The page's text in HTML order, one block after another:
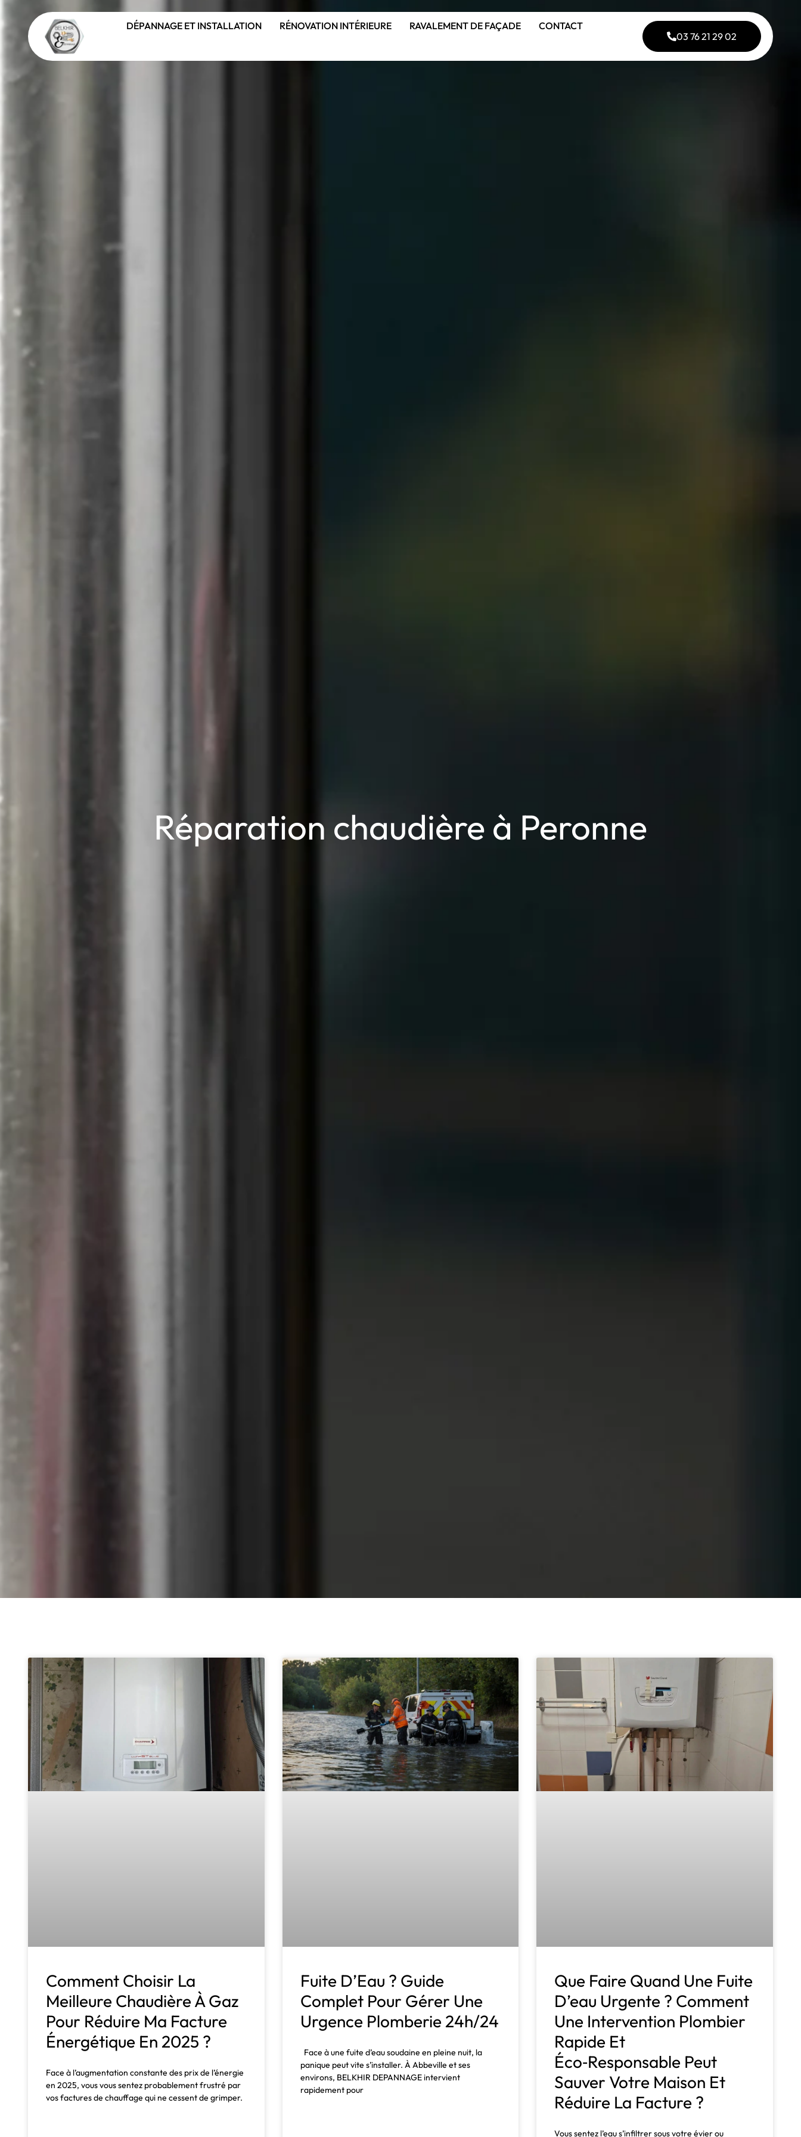
DÉPANNAGE ET INSTALLATION RÉNOVATION INTÉRIEURE RAVALEMENT DE FAÇADE
CONTACT
03 76 21 29 02
Réparation chaudière à Peronne
Comment Choisir La
Meilleure Chaudière À Gaz
Pour Réduire Ma Facture
Énergétique En 2025 ?
Face à l’augmentation constante des prix de l’énergie
en 2025, vous vous sentez probablement frustré par
vos factures de chauffage qui ne cessent de grimper.
Fuite D’Eau ? Guide
Complet Pour Gérer Une
Urgence Plomberie 24h/24
Face à une fuite d’eau soudaine en pleine nuit, la
panique peut vite s’installer. À Abbeville et ses
environs, BELKHIR DEPANNAGE intervient
rapidement pour
Que Faire Quand Une Fuite
D’eau Urgente ? Comment
Une Intervention Plombier
Rapide Et
Éco‑responsable Peut
Sauver Votre Maison Et
Réduire La Facture ?
Vous sentez l’eau s’infiltrer sous votre évier ou